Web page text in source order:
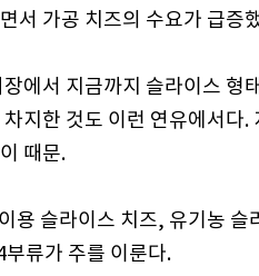
서 가공 치즈의 수요가 급증
에서 지금까지 슬라이스 형
차지한 것도 이런 연유에서다.
때문.
용 슬라이스 치즈, 유기농 슬
류가 주를 이룬다.